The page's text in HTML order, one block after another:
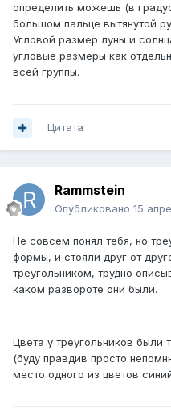
определить можешь (в
большом пальце вытянутой
Угловой размер луны и
угловые размеры как
всей группы.
Цитата
Rammstein
Опубликовано 15
Не совсем понял тебя, но
формы, и стояли друг от
треугольником, трудно
каком развороте они были.
Цвета у треугольников
(буду правдив просто
место одного из цветов